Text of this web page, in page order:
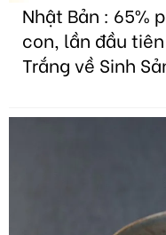
Nhật Bản : 65%
con, lần đầu
Trắng về Sinh